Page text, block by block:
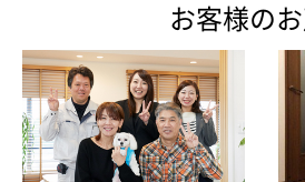
お客様の